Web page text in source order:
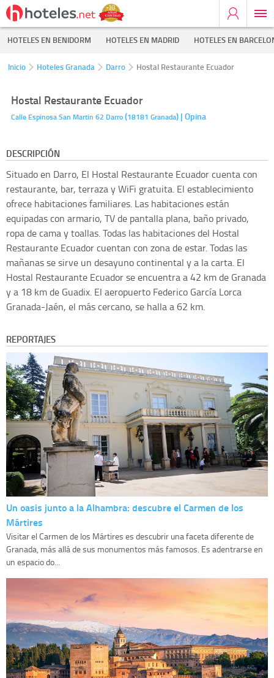
HOTELES EN BENIDORM HOTELES EN MADRID HOTELES EN
Inicio Hoteles Granada Darro Hostal Restaurante Ecuador
Hostal Restaurante Ecuador
Calle Espinosa San Martin 62 Darro(18181 Granada) | Opina
DESCRIPCIÓN
Situado en Darro, El Hostal Restaurante Ecuador cuenta con
restaurante, bar, terraza y WiFi gratuita. El establecimiento
ofrece habitaciones familiares. Las habitaciones están
equipadas con armario, TV de pantalla plana, baño privado,
ropa de cama y toallas. Todas las habitaciones del Hostal
Restaurante Ecuador cuentan con zona de estar. Todas las
mañanas se sirve un desayuno continental y a la carta. El
Hostal Restaurante Ecuador se encuentra a 42 km de Granada
y a 18 km de Guadix. El aeropuerto Federico García Lorca
Granada-Jaén, el más cercano, se halla a 62 km.
REPORTAJES
Un oasis junto a la Alhambra: descubre el Carmen de los
Mártires
Visitar el Carmen de los Mártires es descubrir una faceta diferente de
Granada, más allá de sus monumentos más famosos. Es adentrarse en
un espacio do...